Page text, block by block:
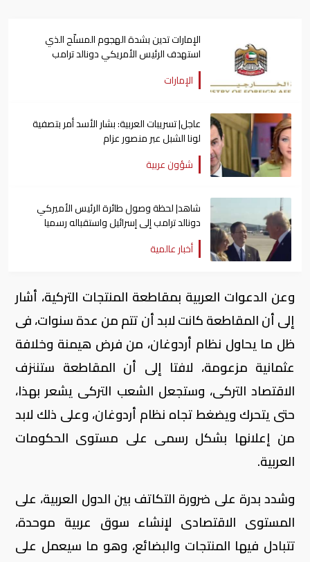
الإمارات تدين بشدة الهجوم المسلّح الذي
استهدف الرئيس الأمريكي دونالد ترامب
الإمارات
عاجل| تسريبات العربية: بشار الأسد أمر بتصفية
لونا الشبل عبر منصور عزام
شؤون عربية
شاهد| لحظة وصول طائرة الرئيس الأميركي
دونالد ترامب إلى إسرائيل واستقباله رسميا
أخبار عالمية
وعن الدعوات العربية بمقاطعة المنتجات التركية، أشار
إلى أن المقاطعة كانت لابد أن تتم من عدة سنوات، فى
ظل ما يحاول نظام أردوغان، من فرض هيمنة وخلافة
عثمانية مزعومة، لافتا إلى أن المقاطعة ستننزف
الاقتصاد التركى، وستجعل الشعب التركى يشعر بهذا،
حتى يتحرك ويضغط تجاه نظام أردوغان، وعلى ذلك لابد
من إعلانها بشكل رسمى على مستوى الحكومات
العربية.
وشدد بدرة على ضرورة التكاتف بين الدول العربية، على
المستوى الاقتصادى لإنشاء سوق عربية موحدة،
تتبادل فيها المنتجات والبضائع، وهو ما سيعمل على